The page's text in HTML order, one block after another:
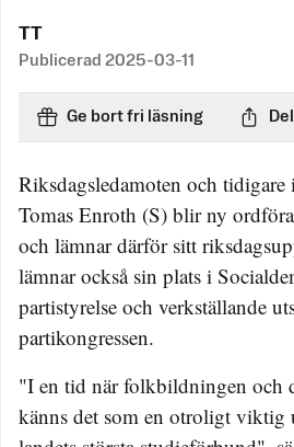
TT
Publicerad 2025-03-11
Ge bort fri läsning
Riksdagsledamoten och
Tomas Enroth (S) blir ny
och lämnar därför sitt
lämnar också sin plats i
partistyrelse och verkställande
partikongressen.
"I en tid när folkbildningen och
känns det som en otroligt viktig